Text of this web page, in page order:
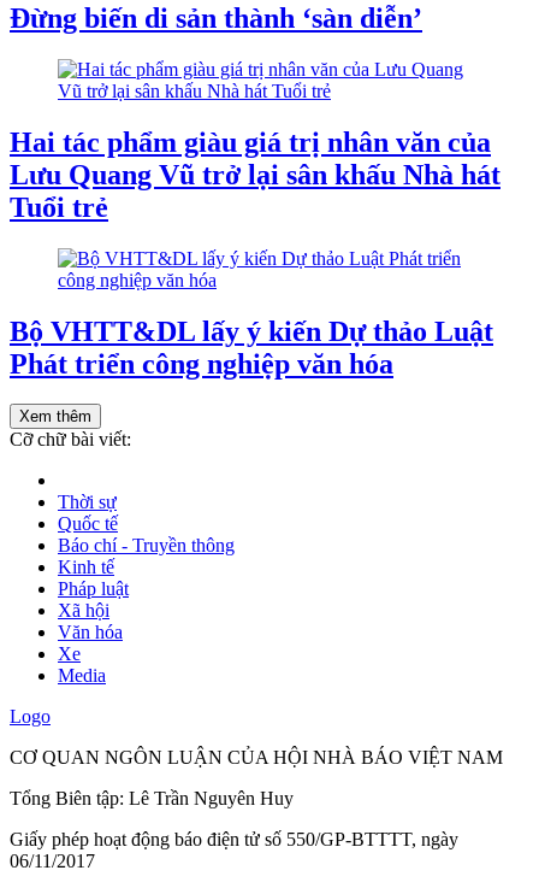
Đừng biến di sản thành ‘sàn diễn’
Hai tác phẩm giàu giá trị nhân văn của
Lưu Quang Vũ trở lại sân khấu Nhà hát
Tuổi trẻ
Bộ VHTT&DL lấy ý kiến Dự thảo Luật
Phát triển công nghiệp văn hóa
Xem thêm
Cỡ chữ bài viết:
Thời sự
Quốc tế
Báo chí - Truyền thông
Kinh tế
Pháp luật
Xã hội
Văn hóa
Xe
Media
Logo
CƠ QUAN NGÔN LUẬN CỦA HỘI NHÀ BÁO VIỆT NAM
Tổng Biên tập: Lê Trần Nguyên Huy
Giấy phép hoạt động báo điện tử số 550/GP-BTTTT, ngày
06/11/2017